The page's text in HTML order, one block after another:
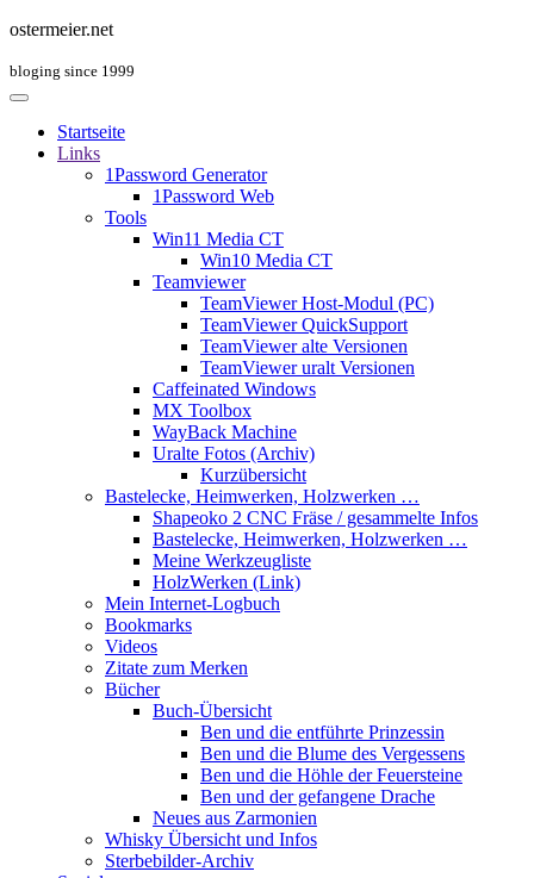
ostermeier.net
bloging since 1999
Startseite
Links
1Password Generator
1Password Web
Tools
Win11 Media CT
Win10 Media CT
Teamviewer
TeamViewer Host-Modul (PC)
TeamViewer QuickSupport
TeamViewer alte Versionen
TeamViewer uralt Versionen
Caffeinated Windows
MX Toolbox
WayBack Machine
Uralte Fotos (Archiv)
Kurzübersicht
Bastelecke, Heimwerken, Holzwerken …
Shapeoko 2 CNC Fräse / gesammelte Infos
Bastelecke, Heimwerken, Holzwerken …
Meine Werkzeugliste
HolzWerken (Link)
Mein Internet-Logbuch
Bookmarks
Videos
Zitate zum Merken
Bücher
Buch-Übersicht
Ben und die entführte Prinzessin
Ben und die Blume des Vergessens
Ben und die Höhle der Feuersteine
Ben und der gefangene Drache
Neues aus Zarmonien
Whisky Übersicht und Infos
Sterbebilder-Archiv